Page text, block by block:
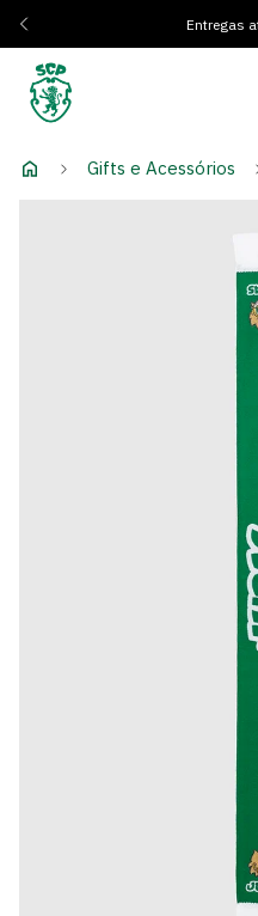
Entregas
Gifts e Acessórios